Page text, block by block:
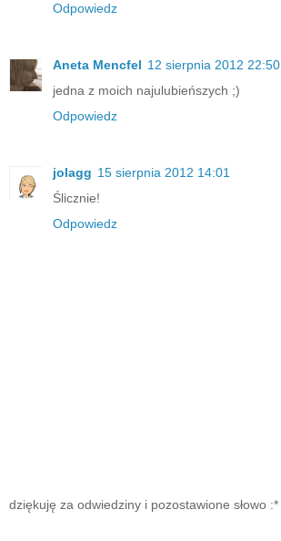
Odpowiedz
Aneta Mencfel 12 sierpnia 2012 22:50
jedna z moich najulubieńszych ;)
Odpowiedz
jolagg 15 sierpnia 2012 14:01
Ślicznie!
Odpowiedz
dziękuję za odwiedziny i pozostawione słowo :*